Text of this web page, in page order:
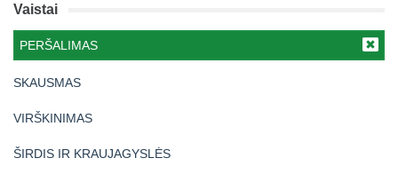
Vaistai
PERŠALIMAS
SKAUSMAS
VIRŠKINIMAS
ŠIRDIS IR KRAUJAGYSLĖS